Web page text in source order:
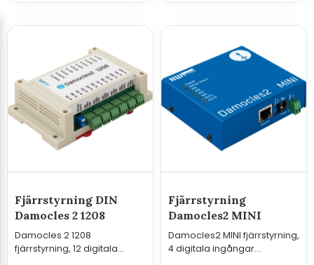
Fjärrstyrning DIN
Damocles 2 1208
Damocles 2 1208
fjärrstyrning, 12 digitala
Fjärrstyrning
Damocles2 MINI
Damocles2 MINI fjärrstyrning,
4 digitala ingångar